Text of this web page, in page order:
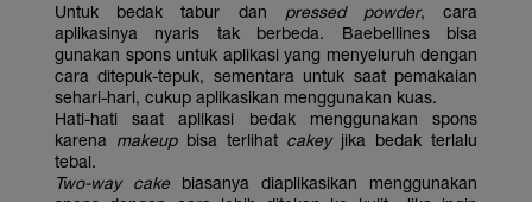
Untuk bedak tabur dan pressed powder, cara
aplikasinya nyaris tak berbeda. Baebellines bisa
gunakan spons untuk aplikasi yang menyeluruh dengan
cara ditepuk-tepuk, sementara untuk saat pemakaian
sehari-hari, cukup aplikasikan menggunakan kuas.
Hati-hati saat aplikasi bedak menggunakan spons
karena makeupbisa terlihat cakeyjika bedak terlalu
tebal.
Two-way cake biasanya diaplikasikan menggunakan